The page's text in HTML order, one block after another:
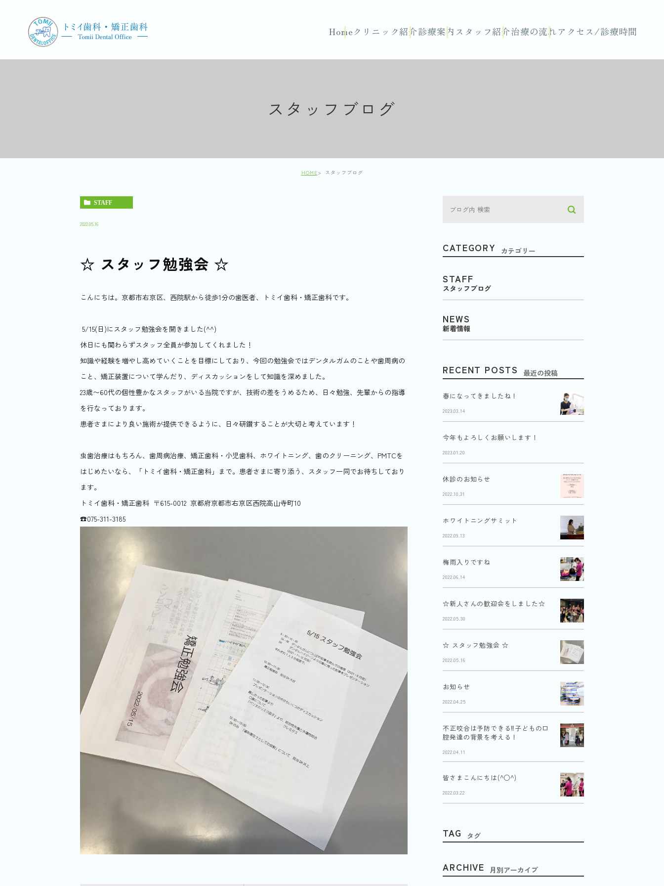
Homeクリニック紹介診療案内スタッフ紹介治療の流れアクセス/診療時間
スタッフブログ
HOME スタッフブログ
STAFF
2022.05.16
☆ スタッフ勉強会 ☆
こんにちは。京都市右京区、西院駅から徒歩1分の歯医者、トミイ歯科・矯正歯科です。
5/15(日)にスタッフ勉強会を開きました(^^)
休日にも関わらずスタッフ全員が参加してくれました！
知識や経験を増やし高めていくことを目標にしており、今回の勉強会ではデンタルガムのことや歯周病の
こと、矯正装置について学んだり、ディスカッションをして知識を深めました。
23歳〜60代の個性豊かなスタッフがいる当院ですが、技術の差をうめるため、日々勉強、先輩からの指導
を行なっております。
患者さまにより良い施術が提供できるように、日々研鑽することが大切と考えています！
虫歯治療はもちろん、歯周病治療、矯正歯科・小児歯科、ホワイトニング、歯のクリーニング、PMTCを
はじめたいなら、「トミイ歯科・矯正歯科」まで。患者さまに寄り添う、スタッフ一同でお待ちしており
ます。
トミイ歯科・矯正歯科 〒615-0012 京都府京都市右京区西院高山寺町10
☎︎075-311-3185
CATEGORY カテゴリー
STAFF
スタッフブログ
NEWS
新着情報
RECENT POSTS 最近の投稿
春になってきましたね！
2023.03.14
今年もよろしくお願いします！
2023.01.20
休診のお知らせ
2022.10.31
ホワイトニングサミット
2022.09.13
梅雨入りですね
2022.06.14
☆新人さんの歓迎会をしました☆
2022.05.30
☆ スタッフ勉強会 ☆
2022.05.16
お知らせ
2022.04.25
不正咬合は予防できる‼︎子どもの口
腔発達の背景を考える！
2022.04.11
皆さまこんにちは(^○^)
2022.03.22
TAG タグ
ARCHIVE 月別アーカイブ